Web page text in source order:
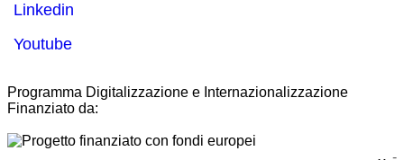
Linkedin
Youtube
Programma Digitalizzazione e Internazionalizzazione
Finanziato da:
-